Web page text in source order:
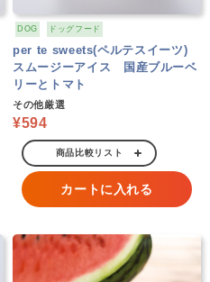
DOG ドッグフード
per te sweets(ペルテスイーツ)
スムージーアイス 国産ブルーベ
リーとトマト
その他厳選
¥594
商品比較リスト
カートに入れる